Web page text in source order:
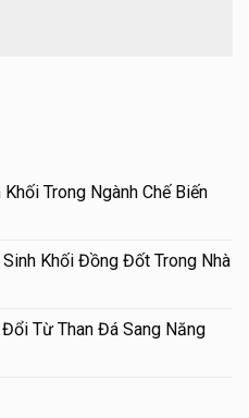
Trong Ngành Chế Biến
Khối Đồng Đốt Trong Nhà
Từ Than Đá Sang Năng